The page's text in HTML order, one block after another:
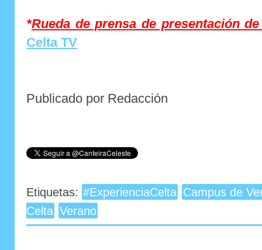
*Rueda de prensa de presentación
Celta TV
Publicado por Redacción
Etiquetas: #ExperienciaCelta Campus de
Celta Verano